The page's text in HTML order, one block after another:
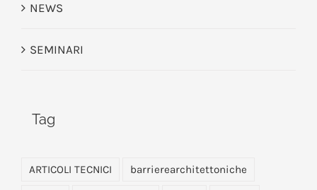
NEWS
SEMINARI
Tag
ARTICOLI TECNICI barrierearchitettoniche